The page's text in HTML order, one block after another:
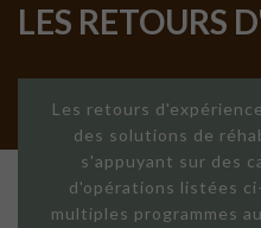
LES RETOURS
Les retours
des solutions de
s'appuyant sur des
d'opérations listées
multiples programmes